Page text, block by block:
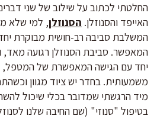
החלטתי לכתוב על שילוב של שני
האייפד והסנוזלן. הסנוזלן, למי שלא
המשלבת סביבה רב-חושית מבוקרת
המאפשר. סביבת הסנוזלן רגועה
יחד עם הגישה המאפשרת של המטפל,
משמעותית. בחדר יש ציוד מגוון
מיד הרגשתי שמדובר בכלי שיכול
בטיפול "סנוזי" (שם החיבה שלנו